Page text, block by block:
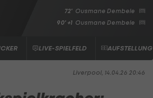
72' Ousmane Dembele
90' +1 Ousmane Dembele
LIVE-SPIELFELD AUFSTELLUNG
Liverpool, 14.04.26 20:46